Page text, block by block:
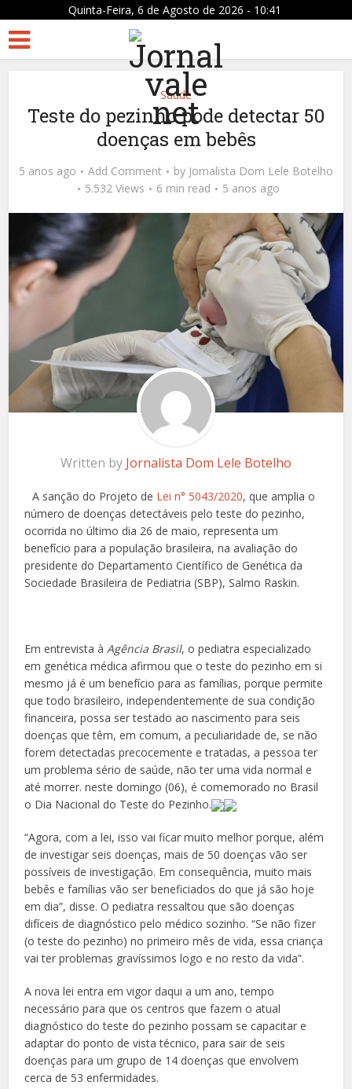
Quinta-Feira, 6 de Agosto de 2026 - 10:41
Saúde
Teste do pezinho pode detectar 50
doenças em bebês
5 anos ago Add Comment by Jornalista Dom Lele Botelho
5.532 Views
6 min read 5 anos ago
Written by Jornalista Dom Lele Botelho
A sanção do Projeto de Lei n° 5043/2020, que amplia o
número de doenças detectáveis pelo teste do pezinho,
ocorrida no último dia 26 de maio, representa um
benefício para a população brasileira, na avaliação do
presidente do Departamento Científico de Genética da
Sociedade Brasileira de Pediatria (SBP), Salmo Raskin.
Em entrevista à Agência Brasil, o pediatra especializado
em genética médica afirmou que o teste do pezinho em si
mesmo já é um benefício para as famílias, porque permite
que todo brasileiro, independentemente de sua condição
financeira, possa ser testado ao nascimento para seis
doenças que têm, em comum, a peculiaridade de, se não
forem detectadas precocemente e tratadas, a pessoa ter
um problema sério de saúde, não ter uma vida normal e
até morrer. neste domingo (06), é comemorado no Brasil
o Dia Nacional do Teste do Pezinho.
“Agora, com a lei, isso vai ficar muito melhor porque, além
de investigar seis doenças, mais de 50 doenças vão ser
possíveis de investigação. Em consequência, muito mais
bebês e famílias vão ser beneficiados do que já são hoje
em dia”, disse. O pediatra ressaltou que são doenças
difíceis de diagnóstico pelo médico sozinho. “Se não fizer
(o teste do pezinho) no primeiro mês de vida, essa criança
vai ter problemas gravíssimos logo e no resto da vida”.
A nova lei entra em vigor daqui a um ano, tempo
necessário para que os centros que fazem o atual
diagnóstico do teste do pezinho possam se capacitar e
adaptar do ponto de vista técnico, para sair de seis
doenças para um grupo de 14 doenças que envolvem
cerca de 53 enfermidades.